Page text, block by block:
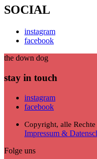
SOCIAL
instagram
facebook
the down dog
stay in touch
instagram
facebook
Copyright, alle
Impressum &
Folge uns